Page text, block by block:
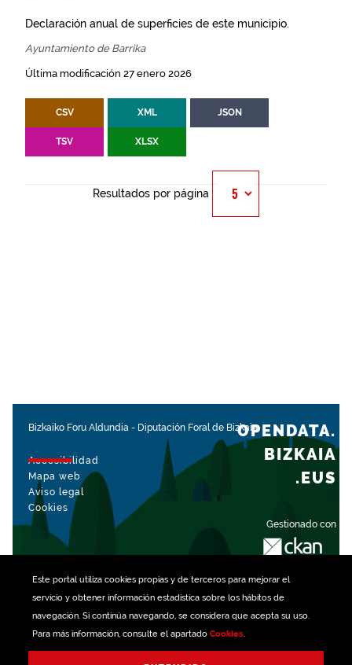
Este portal utiliza cookiespropias y de terceros para mejorar el
servicio y obtener información estadística sobre los hábitos de
navegación. Si continúa navegando, se considera que acepta su uso.
Para más información, consulte el apartado Cookies.
Declaración anual de superficies de este municipio.
Ayuntamiento de Barrika
Última modificación 27 enero 2026
CSV XML JSON
TSV XLSX
Resultados por página
Bizkaiko Foru Aldundia - Diputación Foral de Bizkaia
Accesibilidad
Mapa web
Aviso legal
Cookies
Gestionado con
OPENDATA.
BIZKAIA
.EUS